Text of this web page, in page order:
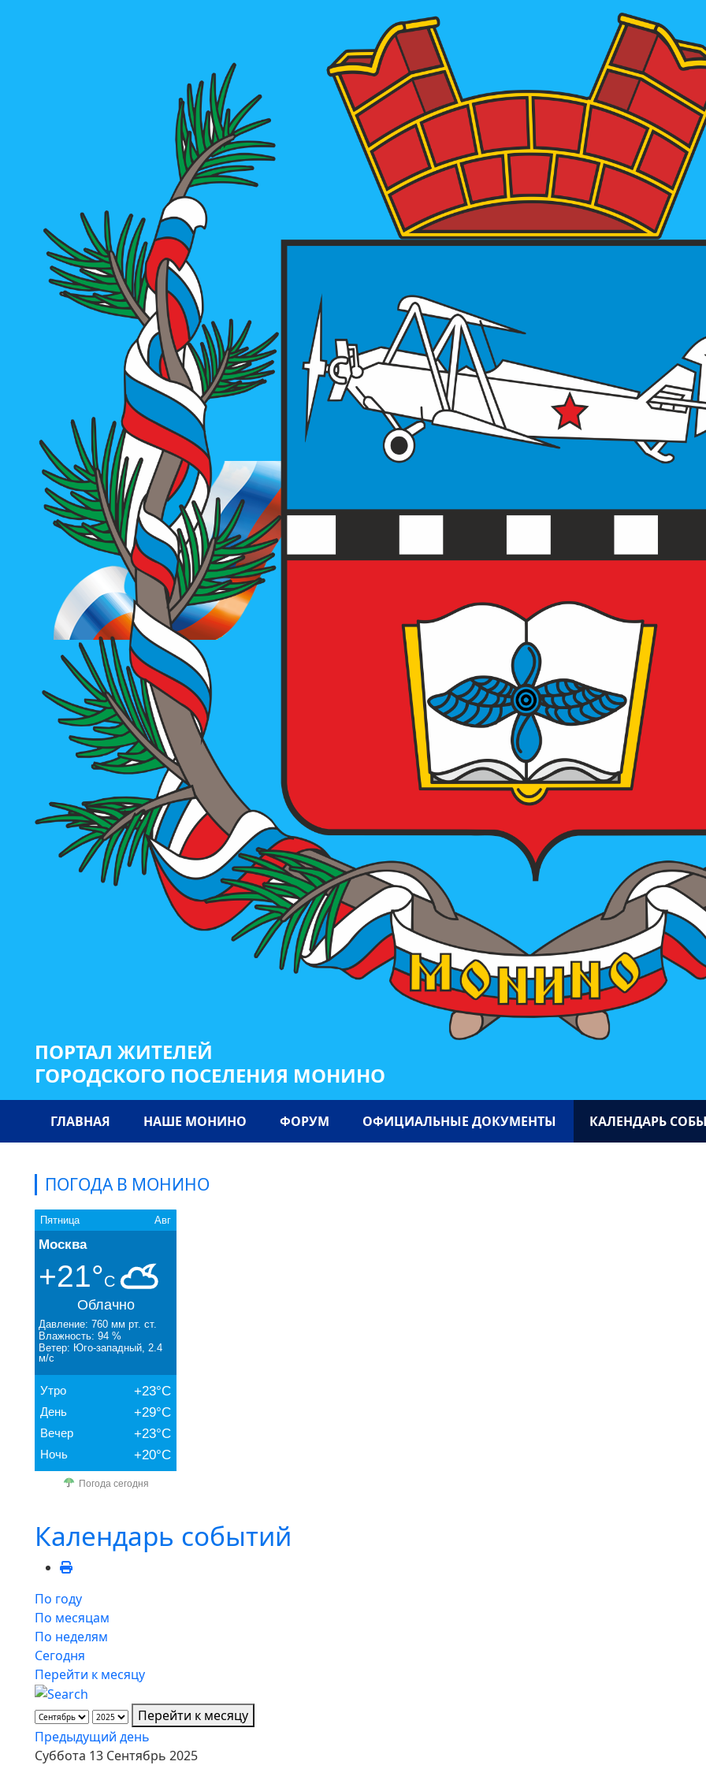
ПОРТАЛ ЖИТЕЛЕЙ
ГОРОДСКОГО ПОСЕЛЕНИЯ МОНИНО
ГЛАВНАЯ НАШЕ МОНИНО ФОРУМ ОФИЦИАЛЬНЫЕ ДОКУМЕНТЫ КАЛЕНДАРЬ
ПОГОДА В МОНИНО
Пятница Авг
Москва
+21°C
Облачно
Давление: 760 мм рт. ст.
Влажность: 94 %
Ветер: Юго-западный, 2.4
м/с
Утро +23°C
День +29°C
Вечер +23°C
Ночь +20°C
Погода сегодня
Календарь событий
По году
По месяцам
По неделям
Сегодня
Перейти к месяцу
Перейти к месяцу
Предыдущий день
Суббота 13 Сентябрь 2025